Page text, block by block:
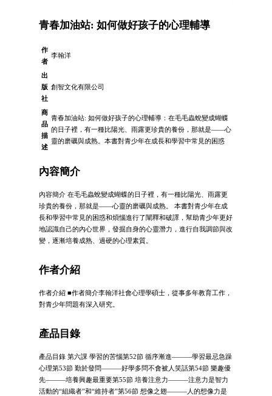
青春加油站: 如何做好孩子的心理輔導
作
者
李翰洋
出
版
社
創智文化有限公司
商
品
描
述
青春加油站: 如何做好孩子的心理輔導：在毛毛蟲蛻變成蝴蝶
的日子裡，有一種比陽光、雨露更珍貴的養份，那就是——心
靈的磨礪與成熟。本書對青少年在成長和學習中常見的困惑
內容簡介
內容簡介 在毛毛蟲蛻變成蝴蝶的日子裡，有一種比陽光、雨露更
珍貴的養份，那就是——心靈的磨礪與成熟。 本書對青少年在成
長和學習中常見的困惑和煩惱進行了闡釋和破譯，幫助青少年更好
地認識自己的內心世界，發掘自身的心靈潛力，進行自我調節與改
變，逐漸培養成熟、過硬的心理素質。
作者介紹
作者介紹 ■作者簡介李翰洋社會心理學碩士，從事多年教育工作，
對青少年問題有深入研究。
產品目錄
產品目錄 第六課 學習的苦惱第52節 循序漸進———學習最忌急躁
心理第53節 勤於發問———好學多問不會被人笑話第54節 樂趣優
先———培養興趣最重要第55節 培養注意力———注意力是智力
活動的“組織者”和“維持者”第56節 想像之翅———人的想像力是